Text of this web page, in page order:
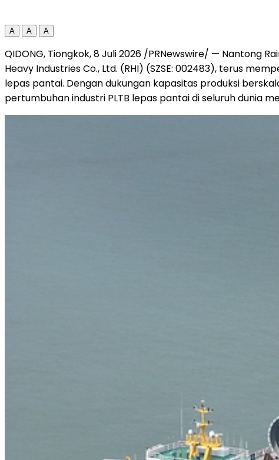
A A A
QIDONG, Tiongkok, 8 Juli 2026 /PRNewswire/ — Nantong
Heavy Industries Co., Ltd. (RHI) (SZSE: 002483), terus
lepas pantai. Dengan dukungan kapasitas produksi
pertumbuhan industri PLTB lepas pantai di seluruh dunia